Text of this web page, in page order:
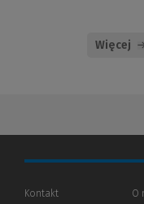
Więcej
Kontakt
O